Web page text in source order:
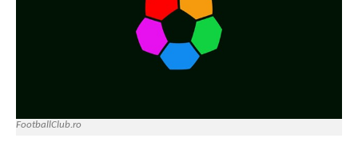
FootballClub.ro